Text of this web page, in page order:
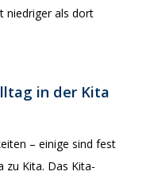
niedriger als dort
in der Kita
– einige sind fest
zu Kita. Das Kita-